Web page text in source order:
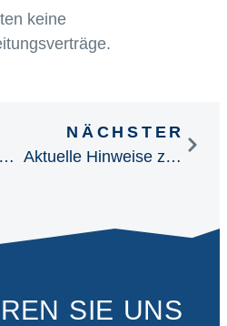
keine
E-Rechnungen möglicherweise ab 2025
NÄCHSTER
Aktuelle Hinweise zum Jahresende 2025
SIE UNS